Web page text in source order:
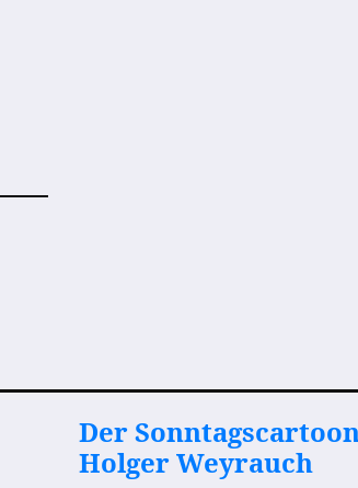
Der
Holger Weyrauch